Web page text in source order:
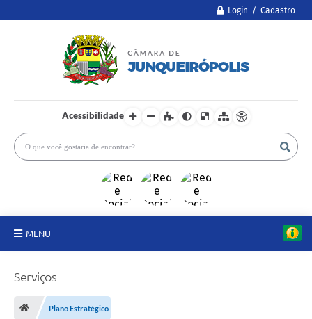
Login / Cadastro
Acessibilidade
MENU
Serviços
Plano Estratégico